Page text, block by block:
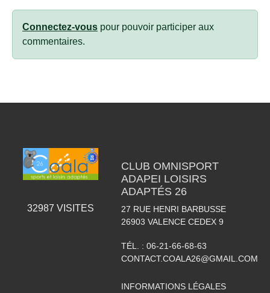
Connectez-vous pour pouvoir participer aux
commentaires.
32987 VISITES
CLUB OMNISPORT
ADAPEI LOISIRS
ADAPTÉS 26
27 RUE HENRI BARBUSSE
26903 VALENCE CEDEX 9
TÉL. : 06-21-66-68-63
CONTACT.COALA26@GMAIL.COM
INFORMATIONS LÉGALES